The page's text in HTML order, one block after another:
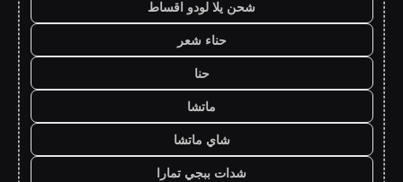
شحن يلا لودو اقساط
حناء شعر
حنا
ماتشا
شاي ماتشا
شدات ببجي تمارا